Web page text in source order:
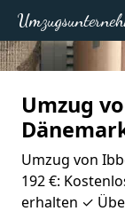
Umzug
Umzug von
192 €:
erhalten ✓